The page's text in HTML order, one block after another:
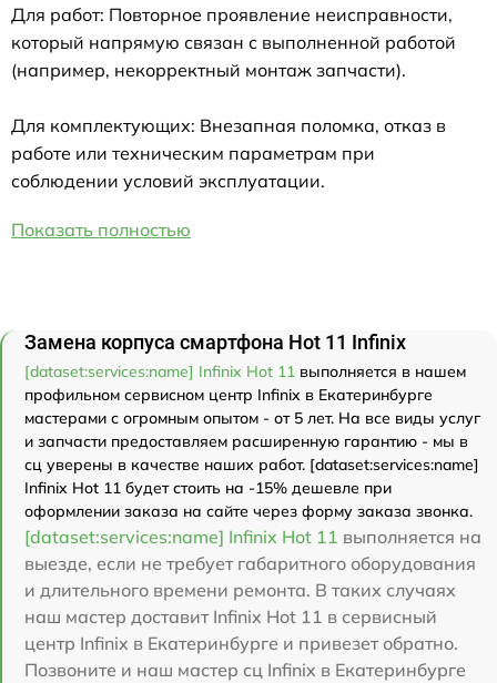
Для работ: Повторное проявление неисправности,
который напрямую связан с выполненной работой
(например, некорректный монтаж запчасти).
Для комплектующих: Внезапная поломка, отказ в
работе или техническим параметрам при
соблюдении условий эксплуатации.
Показать полностью
Замена корпуса смартфона Hot 11 Infinix
[dataset:services:name] Infinix Hot 11 выполняется в нашем
профильном сервисном центр Infinix в Екатеринбурге
мастерами с огромным опытом - от 5 лет. На все виды услуг
и запчасти предоставляем расширенную гарантию - мы в
сц уверены в качестве наших работ. [dataset:services:name]
Infinix Hot 11 будет стоить на -15% дешевле при
оформлении заказа на сайте через форму заказа звонка.
[dataset:services:name] Infinix Hot 11 выполняется на
выезде, если не требует габаритного оборудования
и длительного времени ремонта. В таких случаях
наш мастер доставит Infinix Hot 11 в сервисный
центр Infinix в Екатеринбурге и привезет обратно.
Позвоните и наш мастер сц Infinix в Екатеринбурге